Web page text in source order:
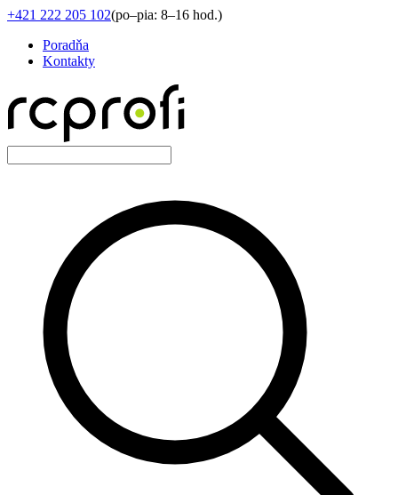
+421 222 205 102(po–pia: 8–16 hod.)
Poradňa
Kontakty